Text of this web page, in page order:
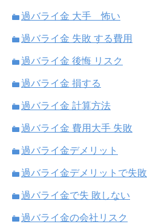
過バライ金 大手 怖い
過バライ金 失敗 する費用
過バライ金 後悔 リスク
過バライ金 損する
過バライ金 計算方法
過バライ金 費用大手 失敗
過バライ金デメリット
過バライ金デメリットで失敗
過バライ金で失 敗しない
過バライ金の会社リスク